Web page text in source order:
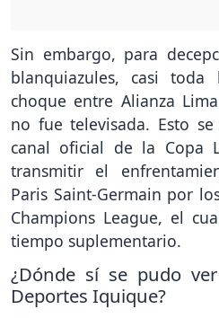
Sin embargo, para
blanquiazules, casi
choque entre Alianza
no fue televisada. Esto
canal oficial de la Copa
transmitir el
Paris Saint-Germain por
Champions League, el
tiempo suplementario.
¿Dónde sí se pudo
Deportes Iquique?